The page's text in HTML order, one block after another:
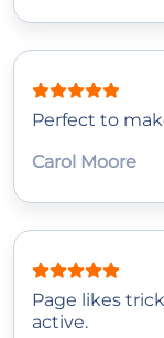
Perfect to
Carol Moore
Page likes
active.